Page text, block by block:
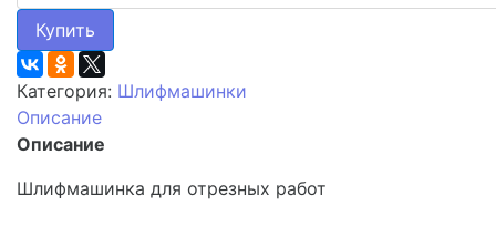
Купить
Категория: Шлифмашинки
Описание
Описание
Шлифмашинка для отрезных работ